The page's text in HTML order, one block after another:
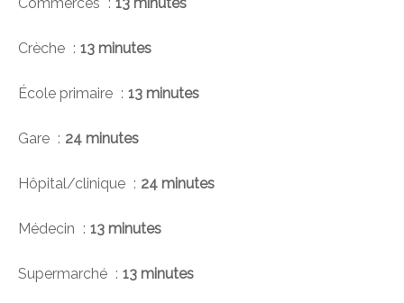
Crèche 13 minutes
École primaire 13 minutes
Gare 24 minutes
Hôpital/clinique 24 minutes
Médecin 13 minutes
Supermarché 13 minutes